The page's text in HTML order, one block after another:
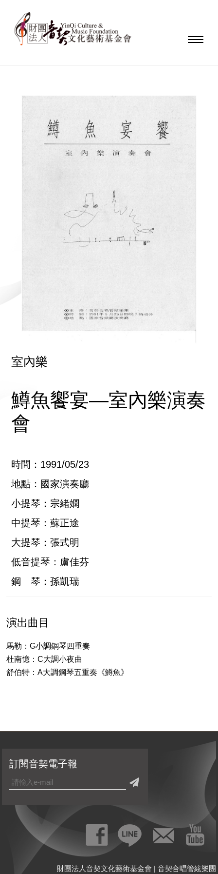
室內樂
鱒魚饗宴—室內樂演奏
會
時間：1991/05/23
地點：國家演奏廳
小提琴：宗緒嫻
中提琴：蘇正途
大提琴：張式明
低音提琴：盧佳芬
鋼 琴：孫凱瑞
演出曲目
馬勒：G小調鋼琴四重奏
杜南憶：C大調小夜曲
舒伯特：A大調鋼琴五重奏《鱒魚》
財團法人音契文化藝術基金會 | 音契合唱管絃樂團
訂閱音契電子報